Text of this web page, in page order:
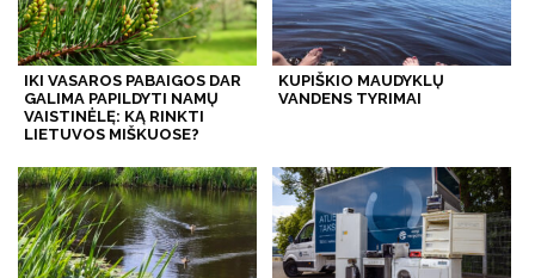
IKI VASAROS PABAIGOS DAR
GALIMA PAPILDYTI NAMŲ
VAISTINĖLĘ: KĄ RINKTI
LIETUVOS MIŠKUOSE?
KUPIŠKIO MAUDYKLŲ
VANDENS TYRIMAI